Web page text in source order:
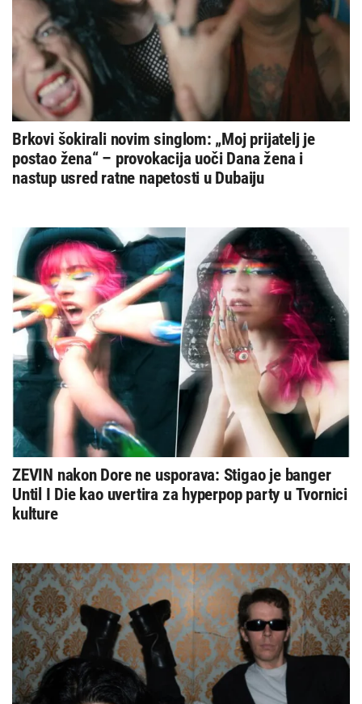
Brkovi šokirali novim singlom: „Moj prijatelj je
postao žena“ – provokacija uoči Dana žena i
nastup usred ratne napetosti u Dubaiju
ZEVIN nakon Dore ne usporava: Stigao je banger
Until I Die kao uvertira za hyperpop party u Tvornici
kulture